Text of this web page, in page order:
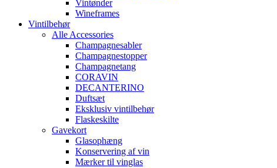
Vintønder
Wineframes
Vintilbehør
Alle Accessories
Champagnesabler
Champagnestopper
Champagnetang
CORAVIN
DECANTERINO
Duftsæt
Eksklusiv vintilbehør
Flaskeskilte
Gavekort
Glasophæng
Konservering af vin
Mærker til vinglas